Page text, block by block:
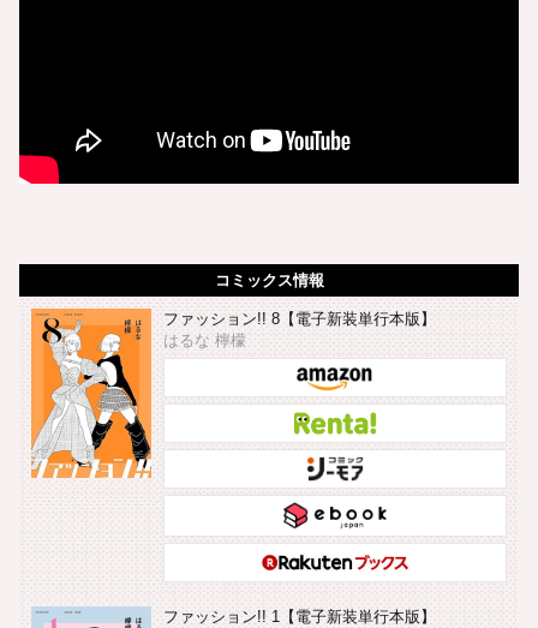
コミックス情報
ファッション!! 8【電子新装単行本版】
はるな 檸檬
ファッション!! 1【電子新装単行本版】